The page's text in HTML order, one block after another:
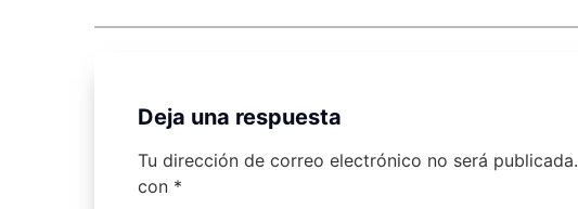
Deja una respuesta
Tu dirección de correo electrónico no será publicada.
con *